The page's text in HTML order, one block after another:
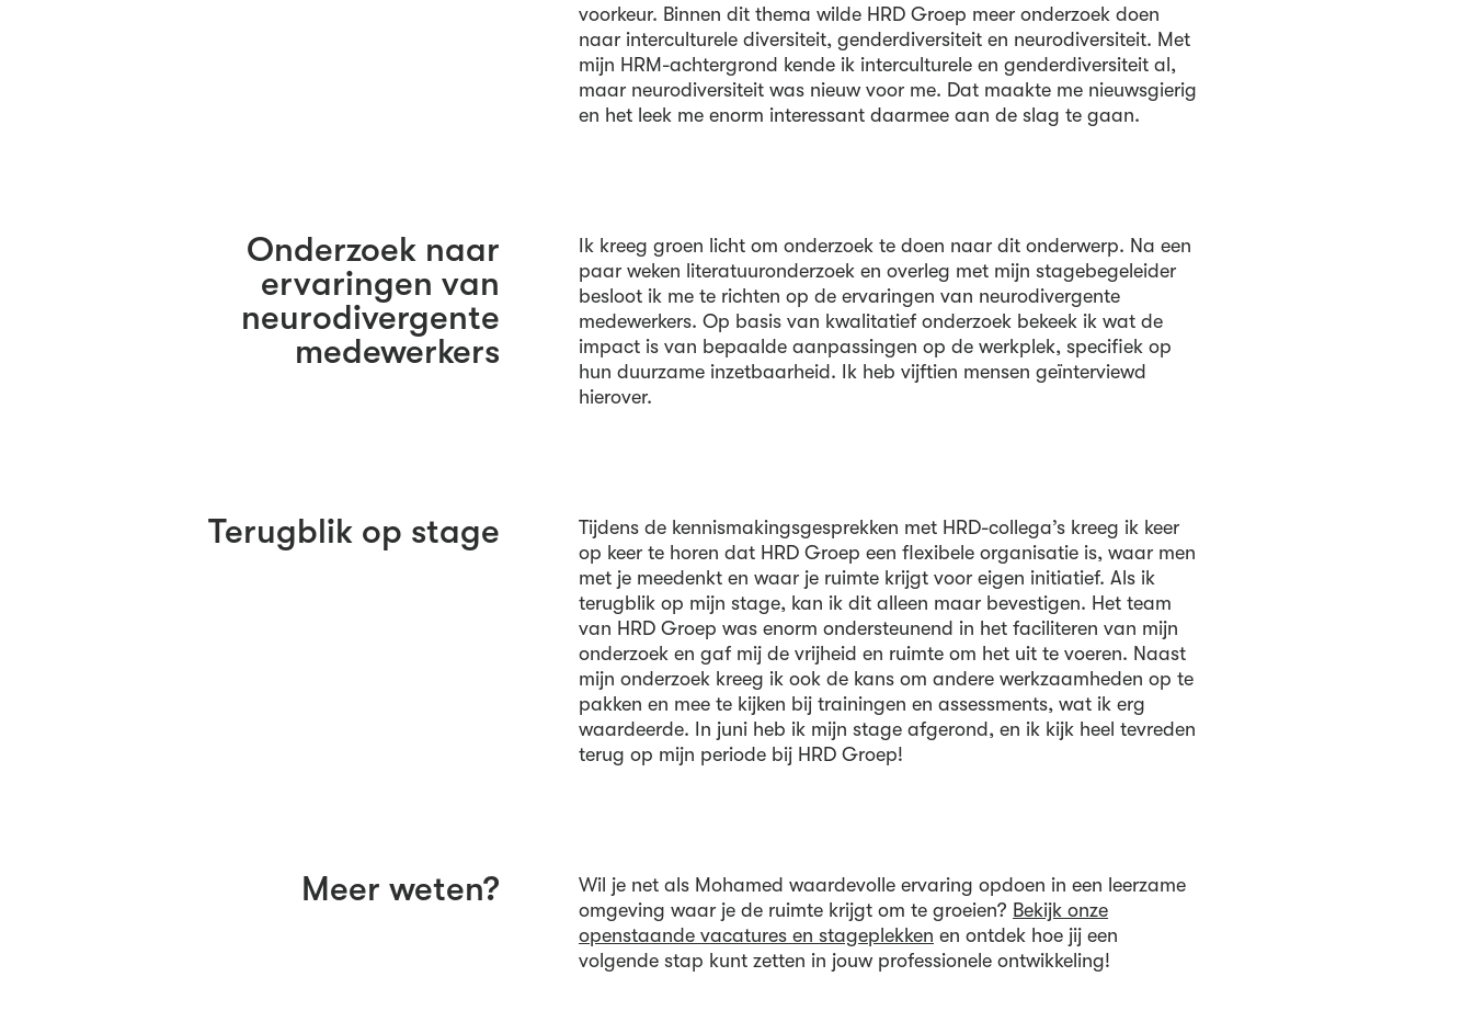
voorkeur. Binnen dit thema wilde HRD Groep meer onderzoek doen
naar interculturele diversiteit, genderdiversiteit en neurodiversiteit. Met
mijn HRM-achtergrond kende ik interculturele en genderdiversiteit al,
maar neurodiversiteit was nieuw voor me. Dat maakte me nieuwsgierig
en het leek me enorm interessant daarmee aan de slag te gaan.
Onderzoek naar
ervaringen van
neurodivergente
medewerkers
Ik kreeg groen licht om onderzoek te doen naar dit onderwerp. Na een
paar weken literatuuronderzoek en overleg met mijn stagebegeleider
besloot ik me te richten op de ervaringen van neurodivergente
medewerkers. Op basis van kwalitatief onderzoek bekeek ik wat de
impact is van bepaalde aanpassingen op de werkplek, specifiek op
hun duurzame inzetbaarheid. Ik heb vijftien mensen geïnterviewd
hierover.
Terugblik op stage
Tijdens de kennismakingsgesprekken met HRD-collega’s kreeg ik keer
op keer te horen dat HRD Groep een flexibele organisatie is, waar men
met je meedenkt en waar je ruimte krijgt voor eigen initiatief. Als ik
terugblik op mijn stage, kan ik dit alleen maar bevestigen. Het team
van HRD Groep was enorm ondersteunend in het faciliteren van mijn
onderzoek en gaf mij de vrijheid en ruimte om het uit te voeren. Naast
mijn onderzoek kreeg ik ook de kans om andere werkzaamheden op te
pakken en mee te kijken bij trainingen en assessments, wat ik erg
waardeerde. In juni heb ik mijn stage afgerond, en ik kijk heel tevreden
terug op mijn periode bij HRD Groep!
Meer weten?
Wil je net als Mohamed waardevolle ervaring opdoen in een leerzame
omgeving waar je de ruimte krijgt om te groeien? Bekijk onze
openstaande vacatures en stageplekken en ontdek hoe jij een
volgende stap kunt zetten in jouw professionele ontwikkeling!